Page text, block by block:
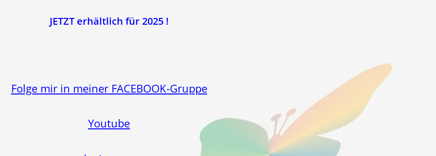
JETZT erhältlich für 2025 !
Folge mir in meiner FACEBOOK-Gruppe
Youtube